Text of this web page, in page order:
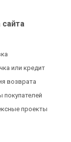
сайта
или кредит
возврата
покупателей
проекты